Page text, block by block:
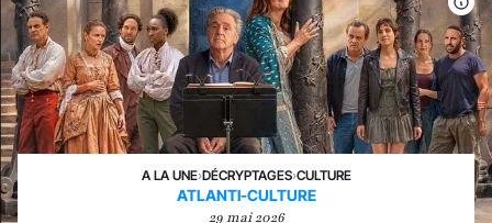
A LA UNE›DÉCRYPTAGES›CULTURE
ATLANTI-CULTURE
29 mai 2026